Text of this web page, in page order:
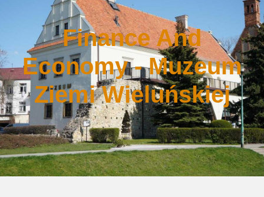
Finance And
Economy - Muzeum
Ziemi Wieluńskiej